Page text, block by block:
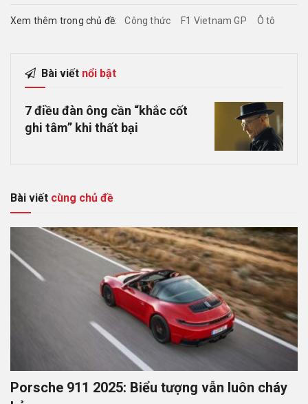
Xem thêm trong chủ đề: Công thức F1 Vietnam GP Ô tô
Bài viết nổi bật
7 điều đàn ông cần “khắc cốt
ghi tâm” khi thất bại
Bài viết cùng chủ đề
Porsche 911 2025: Biểu tượng vẫn luôn cháy